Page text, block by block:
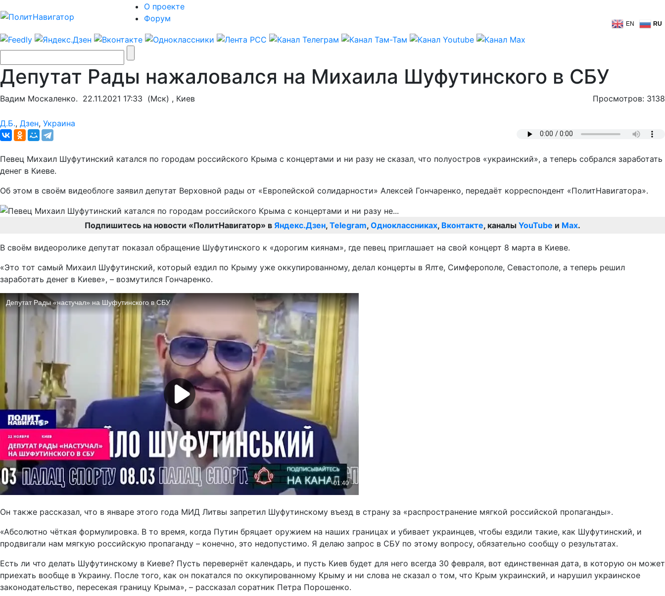
О проекте
Форум
EN RU
Депутат Рады нажаловался на Михаила Шуфутинского в СБУ
Вадим Москаленко. 22.11.2021 17:33 (Мск) , Киев Просмотров: 3138
Д.Б., Дзен, Украина
Певец Михаил Шуфутинский катался по городам российского Крыма с концертами и ни разу не сказал, что полуостров «украинский», а теперь собрался заработать
денег в Киеве.
Об этом в своём видеоблоге заявил депутат Верховной рады от «Европейской солидарности» Алексей Гончаренко, передаёт корреспондент «ПолитНавигатора».
Подпишитесь на новости «ПолитНавигатор» в Яндекс.Дзен, Telegram, Одноклассниках, Вконтакте, каналы YouTube и Max.
В своём видеоролике депутат показал обращение Шуфутинского к «дорогим киянам», где певец приглашает на свой концерт 8 марта в Киеве.
«Это тот самый Михаил Шуфутинский, который ездил по Крыму уже оккупированному, делал концерты в Ялте, Симферополе, Севастополе, а теперь решил
заработать денег в Киеве», – возмутился Гончаренко.
Он также рассказал, что в январе этого года МИД Литвы запретил Шуфутинскому въезд в страну за «распространение мягкой российской пропаганды».
«Абсолютно чёткая формулировка. В то время, когда Путин бряцает оружием на наших границах и убивает украинцев, чтобы ездили такие, как Шуфутинский, и
продвигали нам мягкую российскую пропаганду – конечно, это недопустимо. Я делаю запрос в СБУ по этому вопросу, обязательно сообщу о результатах.
Есть ли что делать Шуфутинскому в Киеве? Пусть перевернёт календарь, и пусть Киев будет для него всегда 30 февраля, вот единственная дата, в которую он может
приехать вообще в Украину. После того, как он покатался по оккупированному Крыму и ни слова не сказал о том, что Крым украинский, и нарушил украинское
законодательство, пересекая границу Крыма», – рассказал соратник Петра Порошенко.